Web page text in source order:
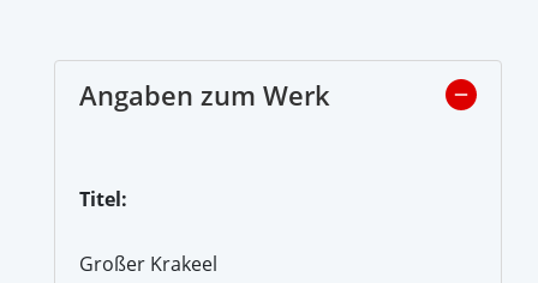
Angaben zum Werk
Titel:
Großer Krakeel